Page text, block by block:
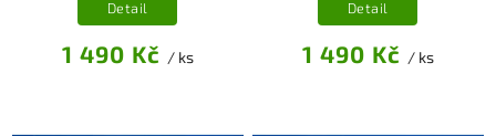
1 490 Kč / ks
Detail
1 490 Kč / ks
Detail